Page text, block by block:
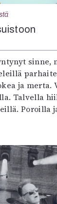
sinne,
ja merta.
Talvella
Poroilla